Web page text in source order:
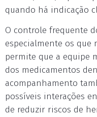
quando há indicação
O controle frequente
especialmente os que
permite que a equipe
dos medicamentos
acompanhamento
possíveis interações
de reduzir riscos de